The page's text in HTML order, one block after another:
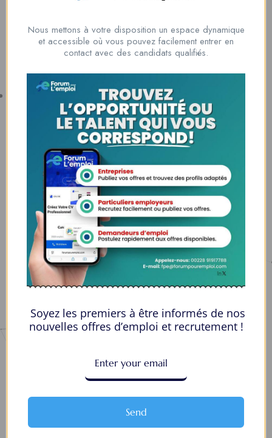
Nous contacter
00228 91917788
la solution idéale pour tous ceux qui cherchent à se connecter au
monde du travail. Que vous soyez à la recherche d’une nouvelle
opportunité professionnelle ou que vous souhaitiez recruter les meilleurs
Lome, Togo
fpe@forumpouremploi.com / 0022891917788
Espaces Candidats
Parcourir les Candidats
Tableau de Bord
Alertes d’Emploi
Mes Favoris
Postuler en ligne : 5 erreurs courantes à éviter pour maximiser vos
8 Décisions Importantes Pour Ne Pas Vivre Avec Des Regrets
Espace Employeurs
Parcourirs les employeurs
Nous mettons à votre disposition un espace dynamique
et accessible où vous pouvez facilement entrer en
contact avec des candidats qualifiés.
Soyez les premiers à être informés de nos
nouvelles offres d’emploi et recrutement !
Send